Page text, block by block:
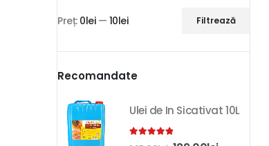
Filtrează
Preț: 0lei— 10lei
Recomandate
Ulei de In Sicativat 10L
out of 5